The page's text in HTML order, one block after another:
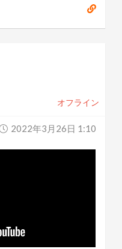
オフライン
2022年3月26日 1:10